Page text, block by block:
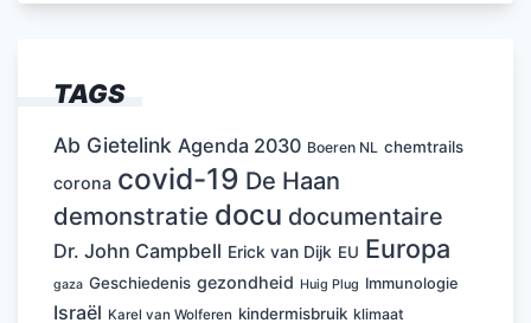
TAGS
Ab Gietelink Agenda 2030 Boeren NL chemtrails
corona covid-19 De Haan
demonstratie docu documentaire
Dr. John Campbell Erick van Dijk EU Europa
gaza Geschiedenis gezondheid Huig Plug Immunologie
Israël Karel van Wolferen kindermisbruik klimaat